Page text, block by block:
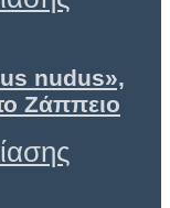
nudus»,
Ζάππειο